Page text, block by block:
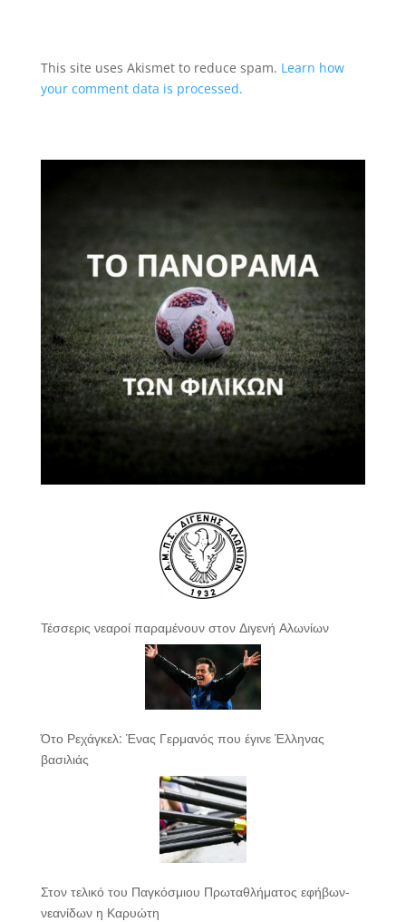
This site uses Akismet to reduce spam. Learn how
your comment data is processed.
Τέσσερις νεαροί παραμένουν στον Διγενή Αλωνίων
Ότο Ρεχάγκελ: Ένας Γερμανός που έγινε Έλληνας
βασιλιάς
Στον τελικό του Παγκόσμιου Πρωταθλήματος εφήβων-
νεανίδων η Καρυώτη